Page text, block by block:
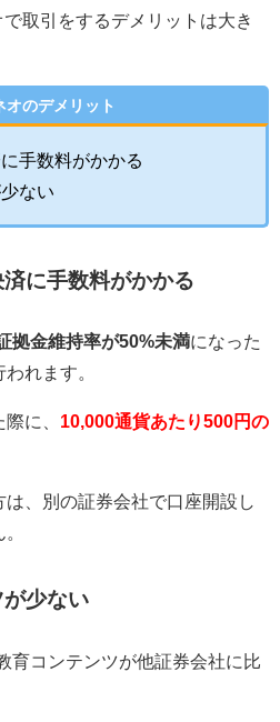
取引をするデメリットは大き
のデメリット
手数料がかかる
ない
に手数料がかかる
拠金維持率が50%未満になった
れます。
に、 10,000通貨あたり500円の
、別の証券会社で口座開設し
少ない
育コンテンツが他証券会社に比